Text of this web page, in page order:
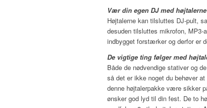
Vær din egen DJ med højtalerne
Højtalerne kan tilsluttes DJ-pult,
desuden tilsluttes mikrofon, MP3-
indbygget forstærker og derfor er
De vigtige ting følger med
Både de nødvendige stativer og
så det er ikke noget du behøver
denne højtalerpakke være sikker
ønsker god lyd til din fest. De to